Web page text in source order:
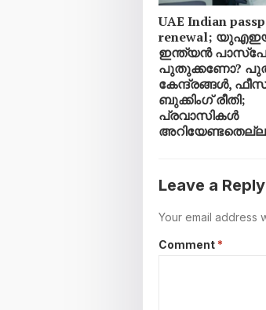
UAE Indian
renewal;
ഇന്ത്യൻ
പുതുക്കണോ?
കേന്ദ്രങ്ങൾ,
ബുക്കിംഗ് രീതി;
പ്രവാസികൾ
Leave a Reply
Your email address
Comment *